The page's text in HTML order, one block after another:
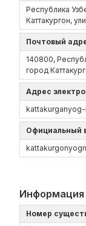
Республика
Каттакургон,
Почтовый
140800,
город
Адрес
kattakurganyog-
Официальный
Информация
Номер